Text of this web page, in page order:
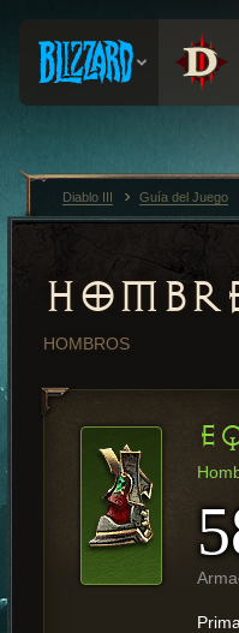
HOMBROS
Diablo III Guía del Juego